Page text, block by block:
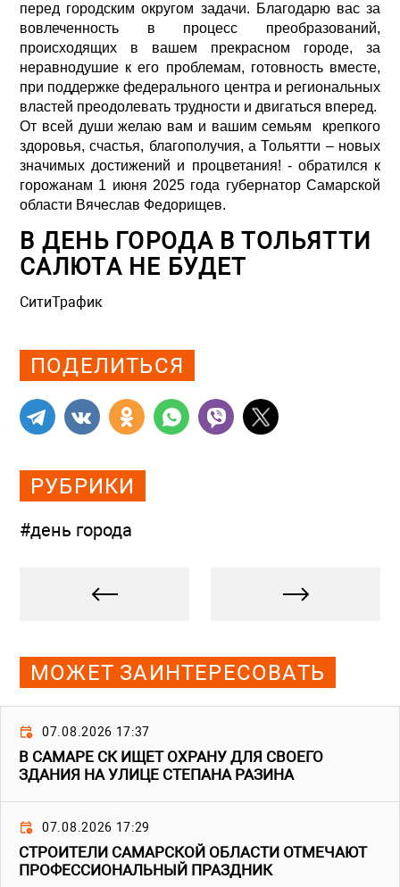
перед городским округом задачи. Благодарю вас за
вовлеченность в процесс преобразований,
происходящих в вашем прекрасном городе, за
неравнодушие к его проблемам, готовность вместе,
при поддержке федерального центра и региональных
властей преодолевать трудности и двигаться вперед.
От всей души желаю вам и вашим семьям крепкого
здоровья, счастья, благополучия, а Тольятти – новых
значимых достижений и процветания! - обратился к
горожанам 1 июня 2025 года губернатор Самарской
области Вячеслав Федорищев.
В ДЕНЬ ГОРОДА В ТОЛЬЯТТИ
САЛЮТА НЕ БУДЕТ
СитиТрафик
ПОДЕЛИТЬСЯ
РУБРИКИ
#день города
МОЖЕТ ЗАИНТЕРЕСОВАТЬ
07.08.2026 17:37
В САМАРЕ СК ИЩЕТ ОХРАНУ ДЛЯ СВОЕГО
ЗДАНИЯ НА УЛИЦЕ СТЕПАНА РАЗИНА
07.08.2026 17:29
СТРОИТЕЛИ САМАРСКОЙ ОБЛАСТИ ОТМЕЧАЮТ
ПРОФЕССИОНАЛЬНЫЙ ПРАЗДНИК